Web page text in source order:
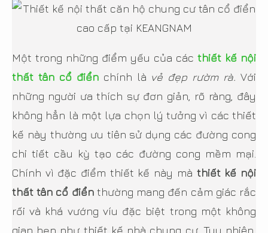
Một trong những điểm yếu của các thiết kế nội
thất tân cổ điểnchính là vẻ đẹp rườm rà.Với
những người ưa thích sự đơn giản, rõ ràng, đây
không hẳn là một lựa chọn lý tưởng vì các thiết
kế này thường ưu tiên sử dụng các đường cong
chi tiết cầu kỳ tạo các đường cong mềm mại.
Chính vì đặc điểm thiết kế này mà thiết kế nội
thất tân cổ điểnthường mang đến cảm giác rắc
rối và khá vướng víu đặc biệt trong một không